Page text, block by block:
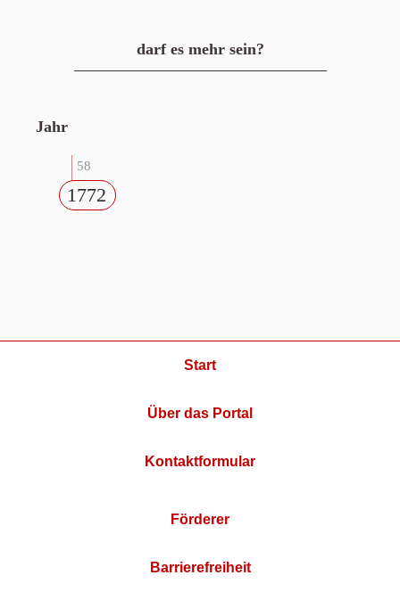
darf es mehr sein?
Jahr
58
1772
Start
Über das Portal
Kontaktformular
Förderer
Barrierefreiheit